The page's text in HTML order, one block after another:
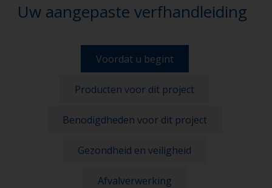
Uw aangepaste verfhandleiding
Voordat u begint
Producten voor dit project
Benodigdheden voor dit project
Gezondheid en veiligheid
Afvalverwerking